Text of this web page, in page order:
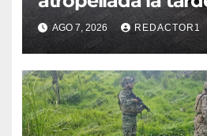
AGO 7, 2026 REDACTOR1